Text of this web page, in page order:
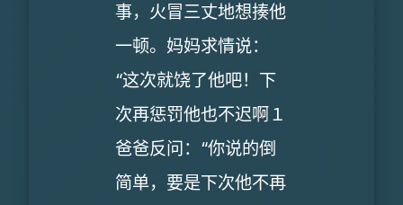
事，火冒三丈地想揍他
一顿。妈妈求情说：
“这次就饶了他吧！下
次再惩罚他也不迟啊１
爸爸反问：“你说的倒
简单，要是下次他不再